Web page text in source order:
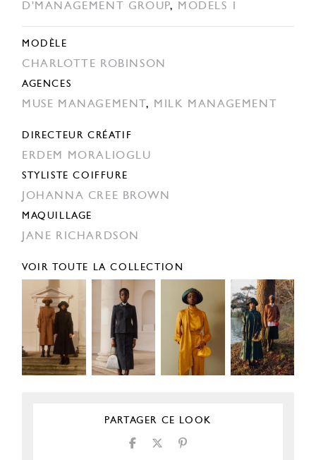
D'MANAGEMENT GROUP, MODELS 1
MODÈLE
CHARLOTTE ROBINSON
AGENCES
MUSE MANAGEMENT, MILK MANAGEMENT
DIRECTEUR CRÉATIF
ERDEM MORALIOGLU
STYLISTE COIFFURE
JOHANNA CREE BROWN
MAQUILLAGE
JANE RICHARDSON
VOIR TOUTE LA COLLECTION
PARTAGER CE LOOK